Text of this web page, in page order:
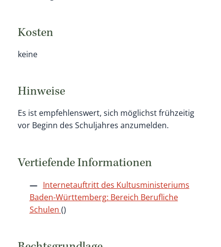
Kosten
keine
Hinweise
Es ist empfehlenswert, sich möglichst frühzeitig
vor Beginn des Schuljahres anzumelden.
Vertiefende Informationen
Internetauftritt des Kultusministeriums
Baden-Württemberg: Bereich Berufliche
Schulen ()